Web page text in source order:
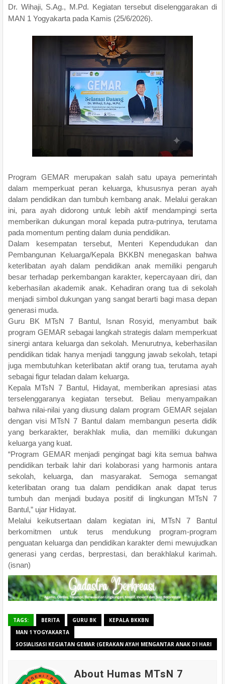
Dr. Wihaji, S.Ag., M.Pd. Kegiatan tersebut diselenggarakan di
MAN 1 Yogyakarta pada Kamis (25/6/2026).
Program GEMAR merupakan salah satu upaya pemerintah
dalam memperkuat peran keluarga, khususnya peran ayah
dalam pendidikan dan tumbuh kembang anak. Melalui gerakan
ini, para ayah didorong untuk lebih aktif mendampingi serta
memberikan dukungan moral kepada putra-putrinya, terutama
pada momentum penting dalam dunia pendidikan.
Dalam kesempatan tersebut, Menteri Kependudukan dan
Pembangunan Keluarga/Kepala BKKBN menegaskan bahwa
keterlibatan ayah dalam pendidikan anak memiliki pengaruh
besar terhadap perkembangan karakter, kepercayaan diri, dan
keberhasilan akademik anak. Kehadiran orang tua di sekolah
menjadi simbol dukungan yang sangat berarti bagi masa depan
generasi muda.
Guru BK MTsN 7 Bantul, Isnan Rosyid, menyambut baik
program GEMAR sebagai langkah strategis dalam memperkuat
sinergi antara keluarga dan sekolah. Menurutnya, keberhasilan
pendidikan tidak hanya menjadi tanggung jawab sekolah, tetapi
juga membutuhkan keterlibatan aktif orang tua, terutama ayah
sebagai figur teladan dalam keluarga.
Kepala MTsN 7 Bantul, Hidayat, memberikan apresiasi atas
terselenggaranya kegiatan tersebut. Beliau menyampaikan
bahwa nilai-nilai yang diusung dalam program GEMAR sejalan
dengan visi MTsN 7 Bantul dalam membangun peserta didik
yang berkarakter, berakhlak mulia, dan memiliki dukungan
keluarga yang kuat.
“Program GEMAR menjadi pengingat bagi kita semua bahwa
pendidikan terbaik lahir dari kolaborasi yang harmonis antara
sekolah, keluarga, dan masyarakat. Semoga semangat
keterlibatan orang tua dalam pendidikan anak dapat terus
tumbuh dan menjadi budaya positif di lingkungan MTsN 7
Bantul,” ujar Hidayat.
Melalui keikutsertaan dalam kegiatan ini, MTsN 7 Bantul
berkomitmen untuk terus mendukung program-program
penguatan keluarga dan pendidikan karakter demi mewujudkan
generasi yang cerdas, berprestasi, dan berakhlakul karimah.
(isnan)
TAGS: BERITA GURU BK
KEPALA BKKBN
MAN 1 YOGYAKARTA
SOSIALISASI KEGIATAN GEMAR (GERAKAN AYAH MENGANTAR ANAK DI HARI
About Humas MTsN 7